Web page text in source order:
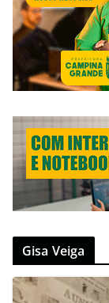
Gisa Veiga